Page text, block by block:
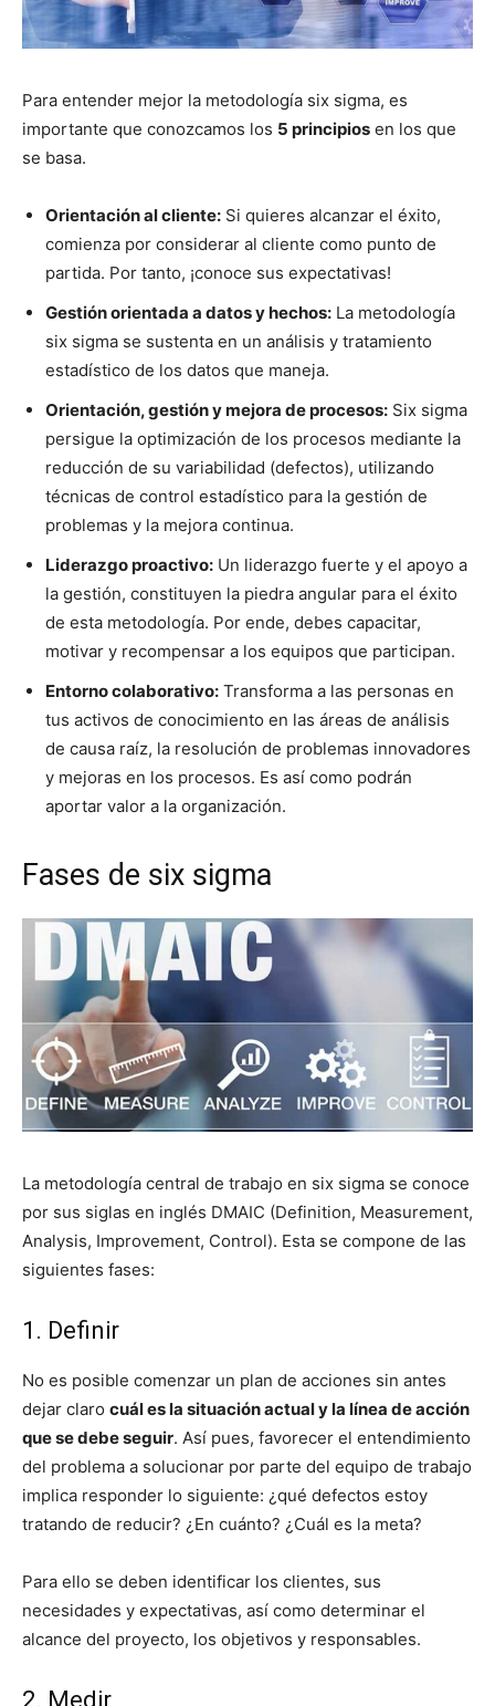
Para entender mejor la metodología six sigma, es
importante que conozcamos los 5 principios en los que
se basa.
Orientación al cliente: Si quieres alcanzar el éxito,
comienza por considerar al cliente como punto de
partida. Por tanto, ¡conoce sus expectativas!
Gestión orientada a datos y hechos: La metodología
six sigma se sustenta en un análisis y tratamiento
estadístico de los datos que maneja.
Orientación, gestión y mejora de procesos: Six sigma
persigue la optimización de los procesos mediante la
reducción de su variabilidad (defectos), utilizando
técnicas de control estadístico para la gestión de
problemas y la mejora continua.
Liderazgo proactivo: Un liderazgo fuerte y el apoyo a
la gestión, constituyen la piedra angular para el éxito
de esta metodología. Por ende, debes capacitar,
motivar y recompensar a los equipos que participan.
Entorno colaborativo: Transforma a las personas en
tus activos de conocimiento en las áreas de análisis
de causa raíz, la resolución de problemas innovadores
y mejoras en los procesos. Es así como podrán
aportar valor a la organización.
Fases de six sigma
La metodología central de trabajo en six sigma se conoce
por sus siglas en inglés DMAIC (Definition, Measurement,
Analysis, Improvement, Control). Esta se compone de las
siguientes fases:
1. Definir
No es posible comenzar un plan de acciones sin antes
dejar claro cuál es la situación actual y la línea de acción
que se debe seguir. Así pues, favorecer el entendimiento
del problema a solucionar por parte del equipo de trabajo
implica responder lo siguiente: ¿qué defectos estoy
tratando de reducir? ¿En cuánto? ¿Cuál es la meta?
Para ello se deben identificar los clientes, sus
necesidades y expectativas, así como determinar el
alcance del proyecto, los objetivos y responsables.
2. Medir